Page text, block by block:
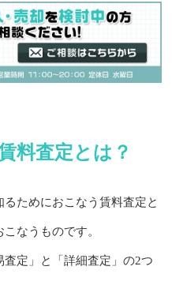
料査定とは？
ためにおこなう賃料査定と
なうものです。
定」と「詳細査定」の2つ